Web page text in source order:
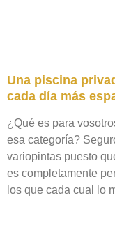
Una piscina
cada día más
¿Qué es para
esa categoría?
variopintas puesto
es completamente
los que cada cual lo